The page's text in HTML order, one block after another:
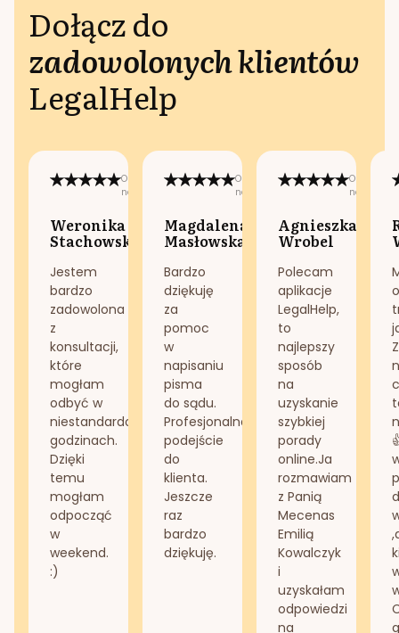
Dołącz do
zadowolonych klientów
LegalHelp
Opublikowano
na:
Weronika
Stachowska
Jestem
bardzo
zadowolona
z
konsultacji,
które
mogłam
odbyć w
niestandardowych
godzinach.
Dzięki
temu
mogłam
odpocząć
w
weekend.
:)
Opublikowano
na:
Magdalena
Masłowska
Bardzo
dziękuję
za
pomoc
w
napisaniu
pisma
do sądu.
Profesjonalne
podejście
do
klienta.
Jeszcze
raz
bardzo
dziękuję.
na:
Agnieszka
Wrobel
Polecam
aplikacje
LegalHelp,
to
najlepszy
sposób
na
uzyskanie
szybkiej
porady
online.Ja
rozmawiam
z Panią
Mecenas
Emilią
Kowalczyk
i
uzyskałam
odpowiedzi
na